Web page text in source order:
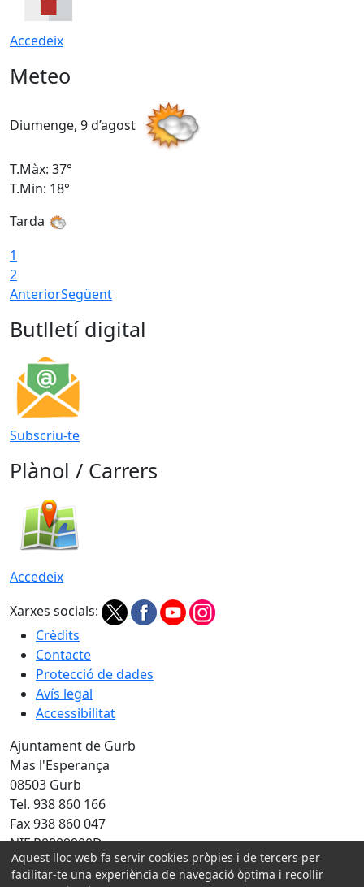
Accedeix
Meteo
Diumenge, 9 d’agost
T.Màx: 37°
T.Min: 18°
Tarda
1
2
AnteriorSegüent
Butlletí digital
Subscriu-te
Plànol / Carrers
Accedeix
Xarxes socials:
Crèdits
Contacte
Protecció de dades
Avís legal
Accessibilitat
Ajuntament de Gurb
Mas l'Esperança
08503 Gurb
Tel. 938 860 166
Fax 938 860 047
NIF P0809900D
Amb la col·laboració de:
Aquest lloc web fa servir cookies pròpies i de tercers per
facilitar-te una experiència de navegació òptima i recollir